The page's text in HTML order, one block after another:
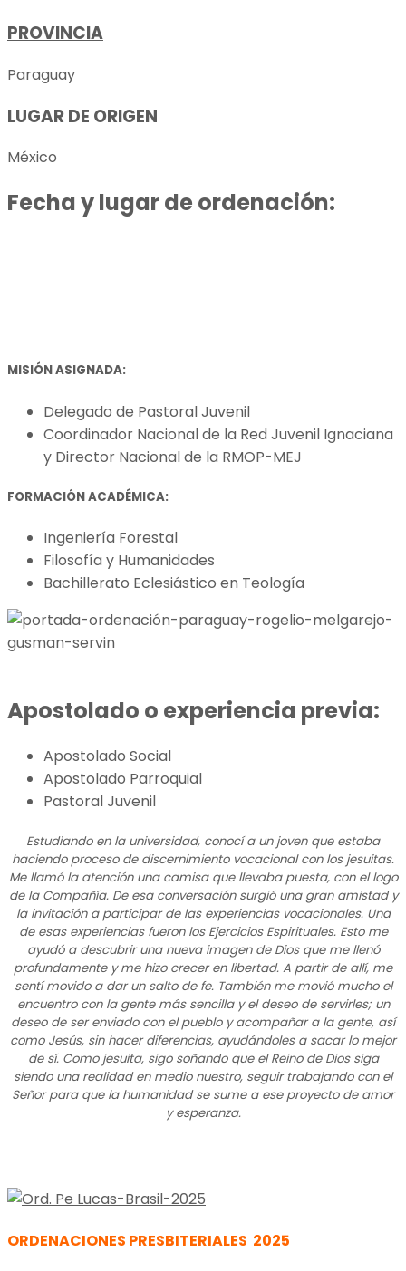
PROVINCIA
Paraguay
LUGAR DE ORIGEN
México
Fecha y lugar de ordenación:
MISIÓN ASIGNADA:
Delegado de Pastoral Juvenil
Coordinador Nacional de la Red Juvenil Ignaciana
y Director Nacional de la RMOP-MEJ
FORMACIÓN ACADÉMICA:
Ingeniería Forestal
Filosofía y Humanidades
Bachillerato Eclesiástico en Teología
Apostolado o experiencia previa:
Apostolado Social
Apostolado Parroquial
Pastoral Juvenil
Estudiando en la universidad, conocí a un joven que estaba
haciendo proceso de discernimiento vocacional con los jesuitas.
Me llamó la atención una camisa que llevaba puesta, con el logo
de la Compañía. De esa conversación surgió una gran amistad y
la invitación a participar de las experiencias vocacionales. Una
de esas experiencias fueron los Ejercicios Espirituales. Esto me
ayudó a descubrir una nueva imagen de Dios que me llenó
profundamente y me hizo crecer en libertad. A partir de allí, me
sentí movido a dar un salto de fe. También me movió mucho el
encuentro con la gente más sencilla y el deseo de servirles; un
deseo de ser enviado con el pueblo y acompañar a la gente, así
como Jesús, sin hacer diferencias, ayudándoles a sacar lo mejor
de sí. Como jesuita, sigo soñando que el Reino de Dios siga
siendo una realidad en medio nuestro, seguir trabajando con el
Señor para que la humanidad se sume a ese proyecto de amor
y esperanza.
ORDENACIONES PRESBITERIALES 2025